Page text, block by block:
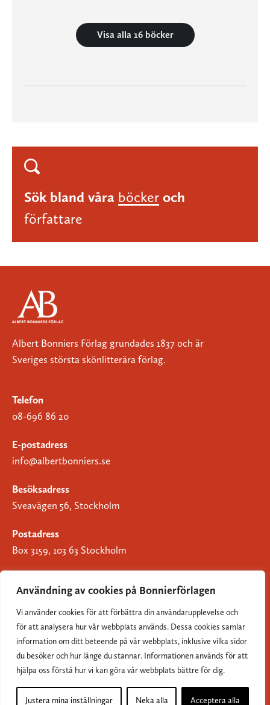
Användning av cookies på Bonnierförlagen
Vi använder cookies för att förbättra din användarupplevelse och
för att analysera hur vår webbplats används. Dessa cookies samlar
information om ditt beteende på vår webbplats, inklusive vilka sidor
du besöker och hur länge du stannar. Informationen används för att
hjälpa oss förstå hur vi kan göra vår webbplats bättre för dig.
Justera mina inställningar Neka alla Acceptera alla
Visa alla 16 böcker
Sök bland våra böcker och
författare
Albert Bonniers Förlag grundades 1837 och är
Sveriges största skönlitterära förlag.
Telefon
08-696 86 20
E-postadress
info@albertbonniers.se
Besöksadress
Sveavägen 56, Stockholm
Postadress
Box 3159, 103 63 Stockholm
Om Bonnierförlagen
Cookies
Integritetspolicy